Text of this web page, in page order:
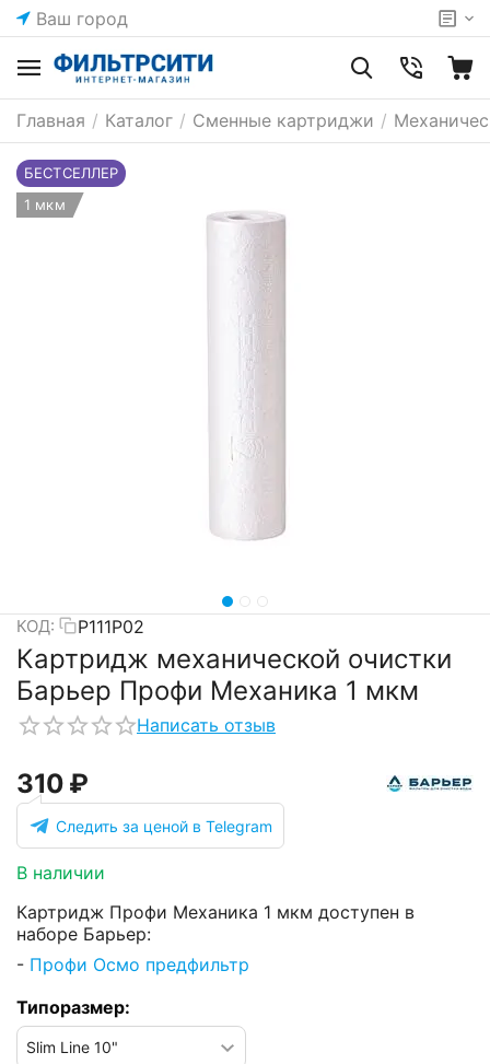
Ваш город
Главная / Каталог / Сменные картриджи /
БЕСТСЕЛЛЕР
1 мкм
КОД: Р111Р02
Картридж механической очистки
Барьер Профи Механика 1 мкм
Написать отзыв
‍310‍ ₽
Следить за ценой в Telegram
В наличии
Картридж Профи Механика 1 мкм доступен в
наборе Барьер:
- Профи Осмо предфильтр
Типоразмер: